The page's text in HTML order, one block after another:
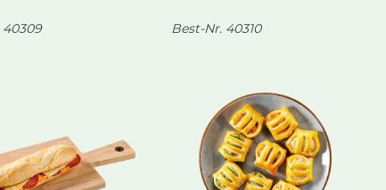
40309 Best-Nr. 40310